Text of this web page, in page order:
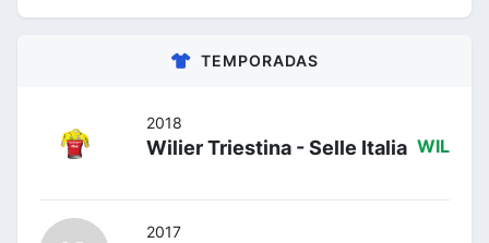
TEMPORADAS
2018
Wilier Triestina - Selle Italia WIL
2017